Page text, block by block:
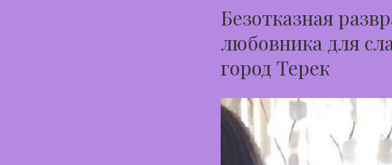
Безотказная
любовника для
город Терек